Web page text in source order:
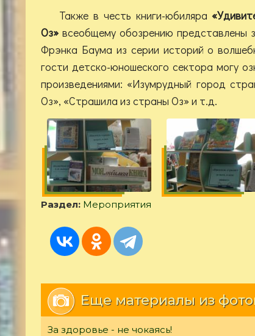
Также в честь книги-юбиляра
Оз» всеобщему обозрению представлены
Фрэнка Баума из серии историй о
гости детско-юношеского сектора могу
произведениями: «Изумрудный город
Оз», «Страшила из страны Оз» и т.д.
Раздел: Мероприятия
Еще материалы из
За здоровье - не чокаясь!